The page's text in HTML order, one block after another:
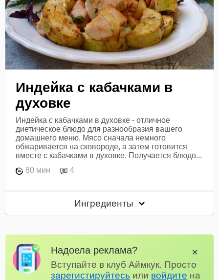
Индейка с кабачками в
духовке
Индейка с кабачками в духовке - отличное
диетическое блюдо для разнообразия вашего
домашнего меню. Мясо сначала немного
обжаривается на сковороде, а затем готовится
вместе с кабачками в духовке. Получается блюдо...
80 мин
4
Ингредиенты
Надоела реклама?
Вступайте в клуб Аймкук. Просто
зарегистируйтесь или войдите на
✕